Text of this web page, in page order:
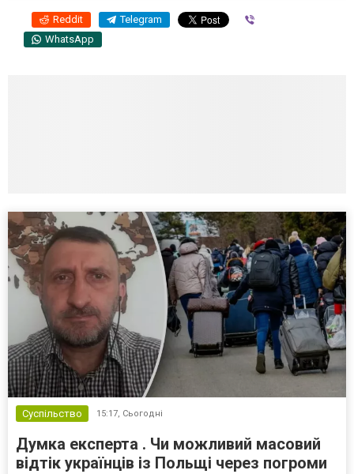
Reddit Telegram
WhatsApp
Суспільство 15:17, Сьогодні
Думка експерта . Чи можливий масовий
відтік українців із Польщі через погроми